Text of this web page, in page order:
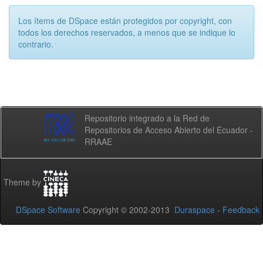
Los ítems de DSpace están protegidos por copyright, con
todos los derechos reservados, a menos que se indique lo
contrario.
Repositorio integrado a la Red de
Repositorios de Acceso Abierto del Ecuador -
RRAAE
Theme by
DSpace Software Copyright © 2002-2013 Duraspace - Feedback